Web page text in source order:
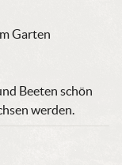
Garten
Beeten schön
werden.